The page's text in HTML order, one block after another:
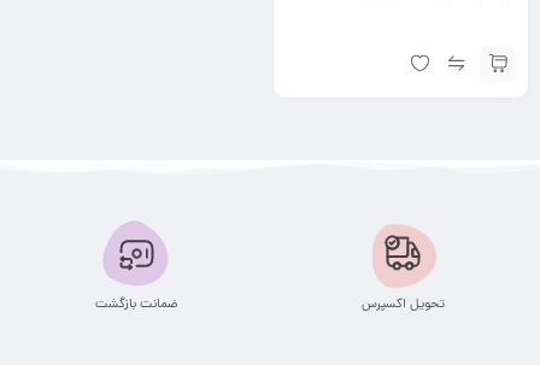
تحویل اکسپرس ضمانت بازگشت